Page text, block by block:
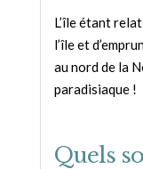
L’île étant
l’île et
au nord de la
paradisiaque !
Quels